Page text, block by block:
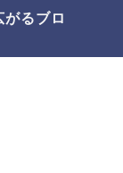
るブロ